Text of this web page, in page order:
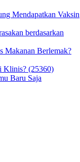
Mendapatkan Vaksin
berdasarkan
Makanan Berlemak?
Klinis? (25360)
Baru Saja